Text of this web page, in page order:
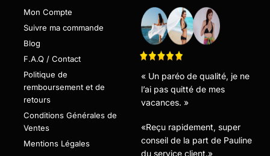
Mon Compte
Suivre ma commande
Blog
F.A.Q / Contact
Politique de
remboursement et de
retours
Conditions Générales de
Ventes
Mentions Légales
« Un paréo de qualité, je ne
l’ai pas quitté de mes
vacances. »
«Reçu rapidement, super
conseil de la part de Pauline
du service client.»